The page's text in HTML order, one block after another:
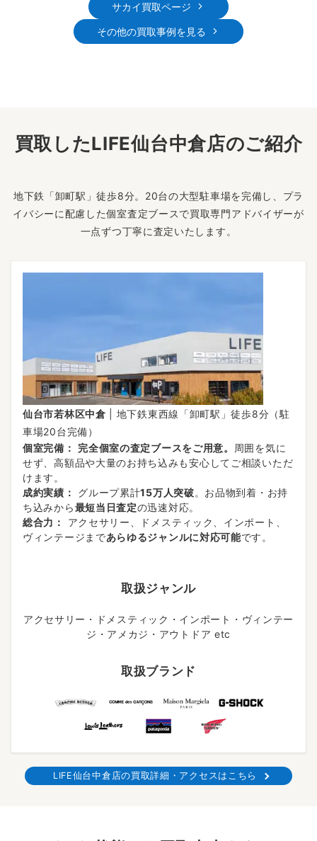
サカイ買取ページ
その他の買取事例を見る
買取したLIFE仙台中倉店のご紹介
地下鉄「卸町駅」徒歩8分。20台の大型駐車場を完備し、プラ
イバシーに配慮した個室査定ブースで買取専門アドバイザーが
一点ずつ丁寧に査定いたします。
仙台市若林区中倉 | 地下鉄東西線「卸町駅」徒歩8分（駐
車場20台完備）
個室完備：
完全個室の査定ブースをご用意。
周囲を気に
せず、高額品や大量のお持ち込みも安心してご相談いただ
けます。
成約実績：
グループ累計15万人突破。お品物到着・お持
ち込みから最短当日査定の迅速対応。
総合力：
アクセサリー、ドメスティック、インポート、
ヴィンテージまであらゆるジャンルに対応可能です。
取扱ジャンル
アクセサリー・ドメスティック・インポート・ヴィンテー
ジ・アメカジ・アウトドア etc
取扱ブランド
LIFE仙台中倉店の買取詳細・アクセスはこちら